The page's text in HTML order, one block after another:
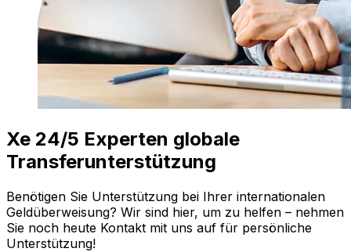
Xe 24/5 Experten globale
Transferunterstützung
Benötigen Sie Unterstützung bei Ihrer internationalen
Geldüberweisung? Wir sind hier, um zu helfen – nehmen
Sie noch heute Kontakt mit uns auf für persönliche
Unterstützung!